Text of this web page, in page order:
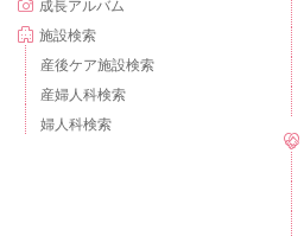
成長アルバム
施設検索
産後ケア施設検索
産婦人科検索
婦人科検索